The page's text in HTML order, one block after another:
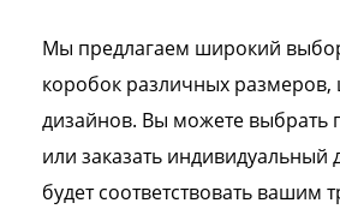
Мы предлагаем широкий
коробок различных размеров,
дизайнов. Вы можете выбрать
или заказать индивидуальный
будет соответствовать вашим